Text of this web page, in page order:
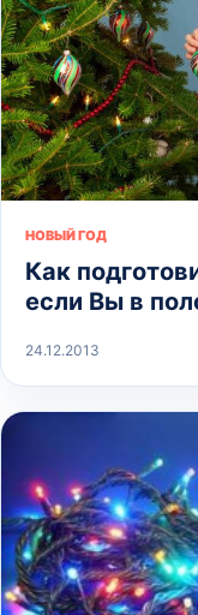
НОВЫЙ ГОД
Как
если Вы в
24.12.2013